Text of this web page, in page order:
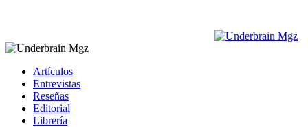
Artículos
Entrevistas
Reseñas
Editorial
Librería